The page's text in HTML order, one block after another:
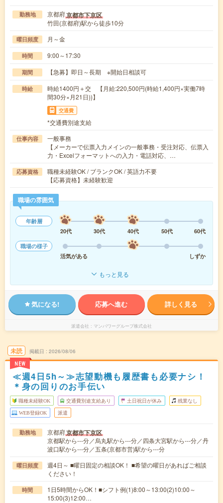
勤務地 京都府京都市下京区
竹田(京都府)駅から徒歩10分
曜日頻度 月～金
時間 9:00～17:30
期間 【急募】即日～長期 ※開始日相談可
時給
時給1400円＋交 【月給:220,500円(時給1,400円×実働7時
間30分×月21日))】
交通費
*交通費別途支給
仕事内容
一般事務
【メーカーで伝票入力メインの一般事務・受注対応、伝票入
力・Excelフォーマットへの入力・電話対応、…
応募資格
職種未経験OK / ブランクOK / 英語力不要
【応募資格】未経験歓迎
職場の雰囲気
年齢層
20代
30代 40代 50代
60代
職場の様子
活気がある
しずか
もっと見る
気になる! 応募へ進む 詳しく見る
派遣会社 マンパワーグループ株式会社
未読
NEW
掲載日 2026/08/06
≪週4日5h～≫志望動機も履歴書も必要ナシ！
＊身の回りのお手伝い
職種未経験OK 交通費別途支給あり 土日祝日が休み 残業なし
WEB登録OK 派遣
勤務地 京都府京都市下京区
京都駅から---分／烏丸駅から---分／四条大宮駅から---分／丹
波口駅から---分／五条(京都市営)駅から---分
曜日頻度
週4日～ ■曜日固定の相談OK！ ■希望の曜日があればご相談
ください！
時間
1日5時間からOK！■シフト例(1)8:00～13:00(2)10:00～
15:00(3)12:00…